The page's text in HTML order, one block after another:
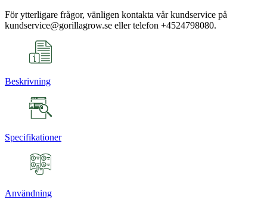
För ytterligare frågor, vänligen kontakta vår kundservice på
kundservice@gorillagrow.se eller telefon +4524798080.
Beskrivning
Specifikationer
Användning